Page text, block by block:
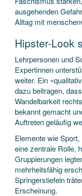
ausgehenden
Alltag mit
Hipster-Look
Lehrpersonen und
Expertinnen
weiter. Ein
dazu beitragen,
Wandelbarkeit
bekannt gemacht
Auftreten geläufig
Elemente wie
eine zentrale Rolle,
Gruppierungen
mehrheitsfähig
Springerstiefeln
Erscheinung.